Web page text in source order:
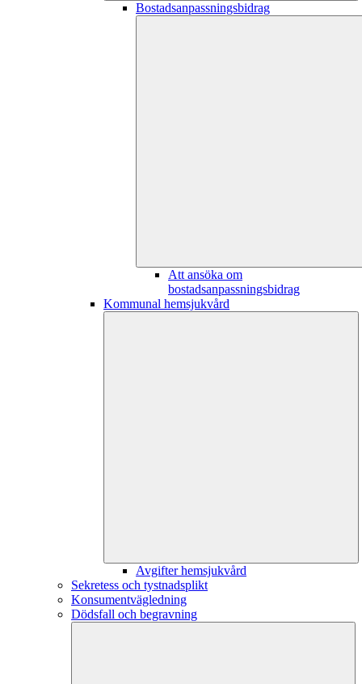
Bostadsanpassningsbidrag
Att ansöka om
bostadsanpassningsbidrag
Kommunal hemsjukvård
Avgifter hemsjukvård
Sekretess och tystnadsplikt
Konsumentvägledning
Dödsfall och begravning